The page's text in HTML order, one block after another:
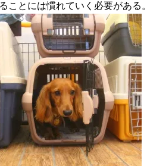
ことには慣れていく必要がある。